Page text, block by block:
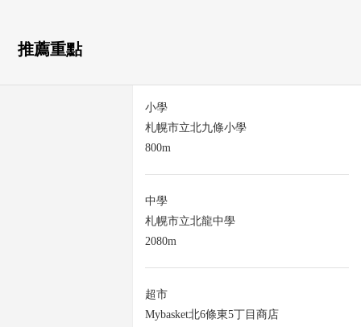
推薦重點
小學
札幌市立北九條小學
800m
中學
札幌市立北龍中學
2080m
超市
Mybasket北6條東5丁目商店